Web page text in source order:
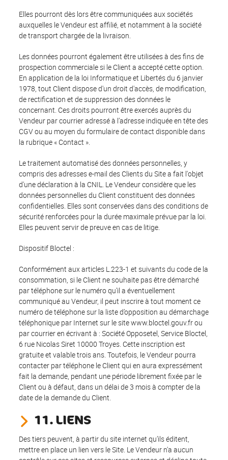
Elles pourront dès lors être communiquées aux sociétés
auxquelles le Vendeur est affilié, et notamment à la société
de transport chargée de la livraison.
Les données pourront également être utilisées à des fins de
prospection commerciale si le Client a accepté cette option.
En application de la loi Informatique et Libertés du 6 janvier
1978, tout Client dispose d'un droit d'accès, de modification,
de rectification et de suppression des données le
concernant. Ces droits pourront être exercés auprès du
Vendeur par courrier adressé à l’adresse indiquée en tête des
CGV ou au moyen du formulaire de contact disponible dans
la rubrique « Contact ».
Le traitement automatisé des données personnelles, y
compris des adresses e-mail des Clients du Site a fait l'objet
d'une déclaration à la CNIL. Le Vendeur considère que les
données personnelles du Client constituent des données
confidentielles. Elles sont conservées dans des conditions de
sécurité renforcées pour la durée maximale prévue par la loi.
Elles peuvent servir de preuve en cas de litige.
Dispositif Bloctel :
Conformément aux articles L.223-1 et suivants du code de la
consommation, si le Client ne souhaite pas être démarché
par téléphone sur le numéro qu’il a éventuellement
communiqué au Vendeur, il peut inscrire à tout moment ce
numéro de téléphone sur la liste d’opposition au démarchage
téléphonique par Internet sur le site www.bloctel.gouv.fr ou
par courrier en écrivant à : Société Opposetel, Service Bloctel,
6 rue Nicolas Siret 10000 Troyes. Cette inscription est
gratuite et valable trois ans. Toutefois, le Vendeur pourra
contacter par téléphone le Client qui en aura expressément
fait la demande, pendant une période librement fixée par le
Client ou à défaut, dans un délai de 3 mois à compter de la
date de la demande du Client.
11. LIENS
Des tiers peuvent, à partir du site internet qu’ils éditent,
mettre en place un lien vers le Site. Le Vendeur n'a aucun